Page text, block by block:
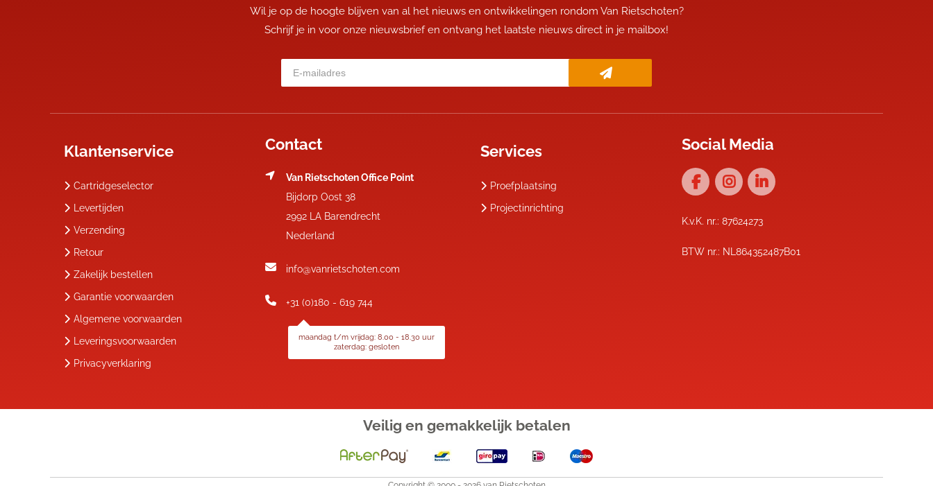
Wil je op de hoogte blijven van al het nieuws en ontwikkelingen rondom Van Rietschoten?
Schrijf je in voor onze nieuwsbrief en ontvang het laatste nieuws direct in je mailbox!
Klantenservice
Cartridgeselector
Levertijden
Verzending
Retour
Zakelijk bestellen
Garantie voorwaarden
Algemene voorwaarden
Leveringsvoorwaarden
Privacyverklaring
Contact
Van Rietschoten Office Point
Bijdorp Oost 38
2992 LA Barendrecht
Nederland
info@vanrietschoten.com
+31 (0)180 - 619 744
maandag t/m vrijdag: 8.00 - 18.30 uur
zaterdag: gesloten
Services
Proefplaatsing
Projectinrichting
Social Media
K.v.K. nr.: 87624273
BTW nr.: NL864352487B01
Veilig en gemakkelijkbetalen